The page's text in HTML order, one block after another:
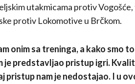
utakmicama protiv
protiv Lokomotive u Brčkom.
onim sa treninga, a kako smo
je predstavljao pristup igri.
pristup nam je nedostajao. I u